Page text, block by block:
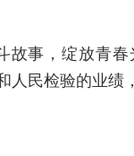
故事，绽放青
人民检验的业绩